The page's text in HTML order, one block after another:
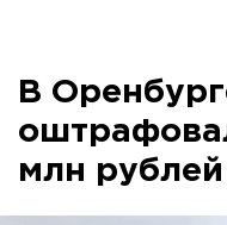
В
млн рублей